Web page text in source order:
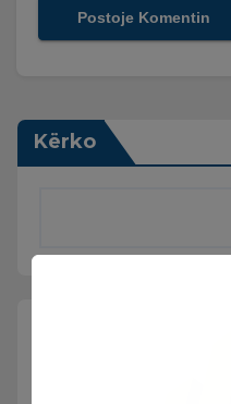
Kërko